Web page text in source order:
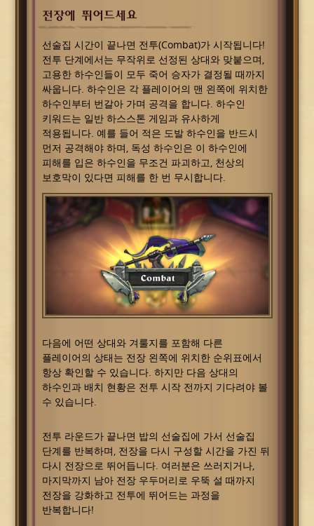
전장에 뛰어드세요
선술집 시간이 끝나면 전투(Combat)가 시작됩니다!
전투 단계에서는 무작위로 선정된 상대와 맞붙으며,
고용한 하수인들이 모두 죽어 승자가 결정될 때까지
싸웁니다. 하수인은 각 플레이어의 맨 왼쪽에 위치한
하수인부터 번갈아 가며 공격을 합니다. 하수인
키워드는 일반 하스스톤 게임과 유사하게
적용됩니다. 예를 들어 적은 도발 하수인을 반드시
먼저 공격해야 하며, 독성 하수인은 이 하수인에
피해를 입은 하수인을 무조건 파괴하고, 천상의
보호막이 있다면 피해를 한 번 무시합니다.
다음에 어떤 상대와 겨룰지를 포함해 다른
플레이어의 상태는 전장 왼쪽에 위치한 순위표에서
항상 확인할 수 있습니다. 하지만 다음 상대의
하수인과 배치 현황은 전투 시작 전까지 기다려야 볼
수 있습니다.
전투 라운드가 끝나면 밥의 선술집에 가서 선술집
단계를 반복하며, 전장을 다시 구성할 시간을 가진 뒤
다시 전장으로 뛰어듭니다. 여러분은 쓰러지거나,
마지막까지 남아 전장 우두머리로 우뚝 설 때까지
전장을 강화하고 전투에 뛰어드는 과정을
반복합니다!